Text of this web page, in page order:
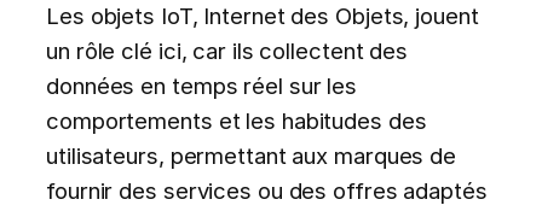
Les objets IoT, Internet des Objets, jouent
un rôle clé ici, car ils collectent des
données en temps réel sur les
comportements et les habitudes des
utilisateurs, permettant aux marques de
fournir des services ou des offres adaptés